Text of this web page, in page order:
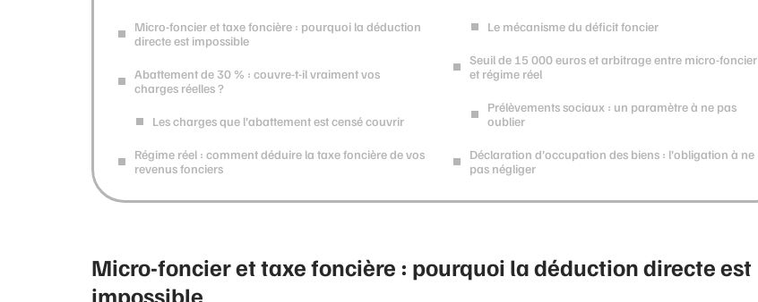
Micro-foncier et taxe foncière : pourquoi la déduction
directe est impossible
Abattement de 30 % : couvre-t-il vraiment vos
charges réelles ?
Les charges que l’abattement est censé couvrir
Régime réel : comment déduire la taxe foncière de vos
revenus fonciers
Le mécanisme du déficit foncier
Seuil de 15 000 euros et arbitrage entre micro-foncier
et régime réel
Prélèvements sociaux : un paramètre à ne pas
oublier
Déclaration d’occupation des biens : l’obligation à ne
pas négliger
Micro-foncier et taxe foncière : pourquoi la déduction directe est
impossible